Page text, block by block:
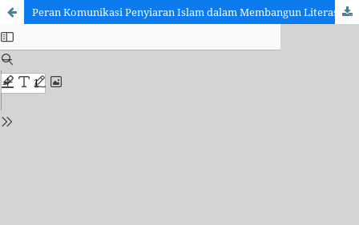
Peran Komunikasi Penyiaran Islam dalam Membangun Literasi Keagamaan Masyarakat